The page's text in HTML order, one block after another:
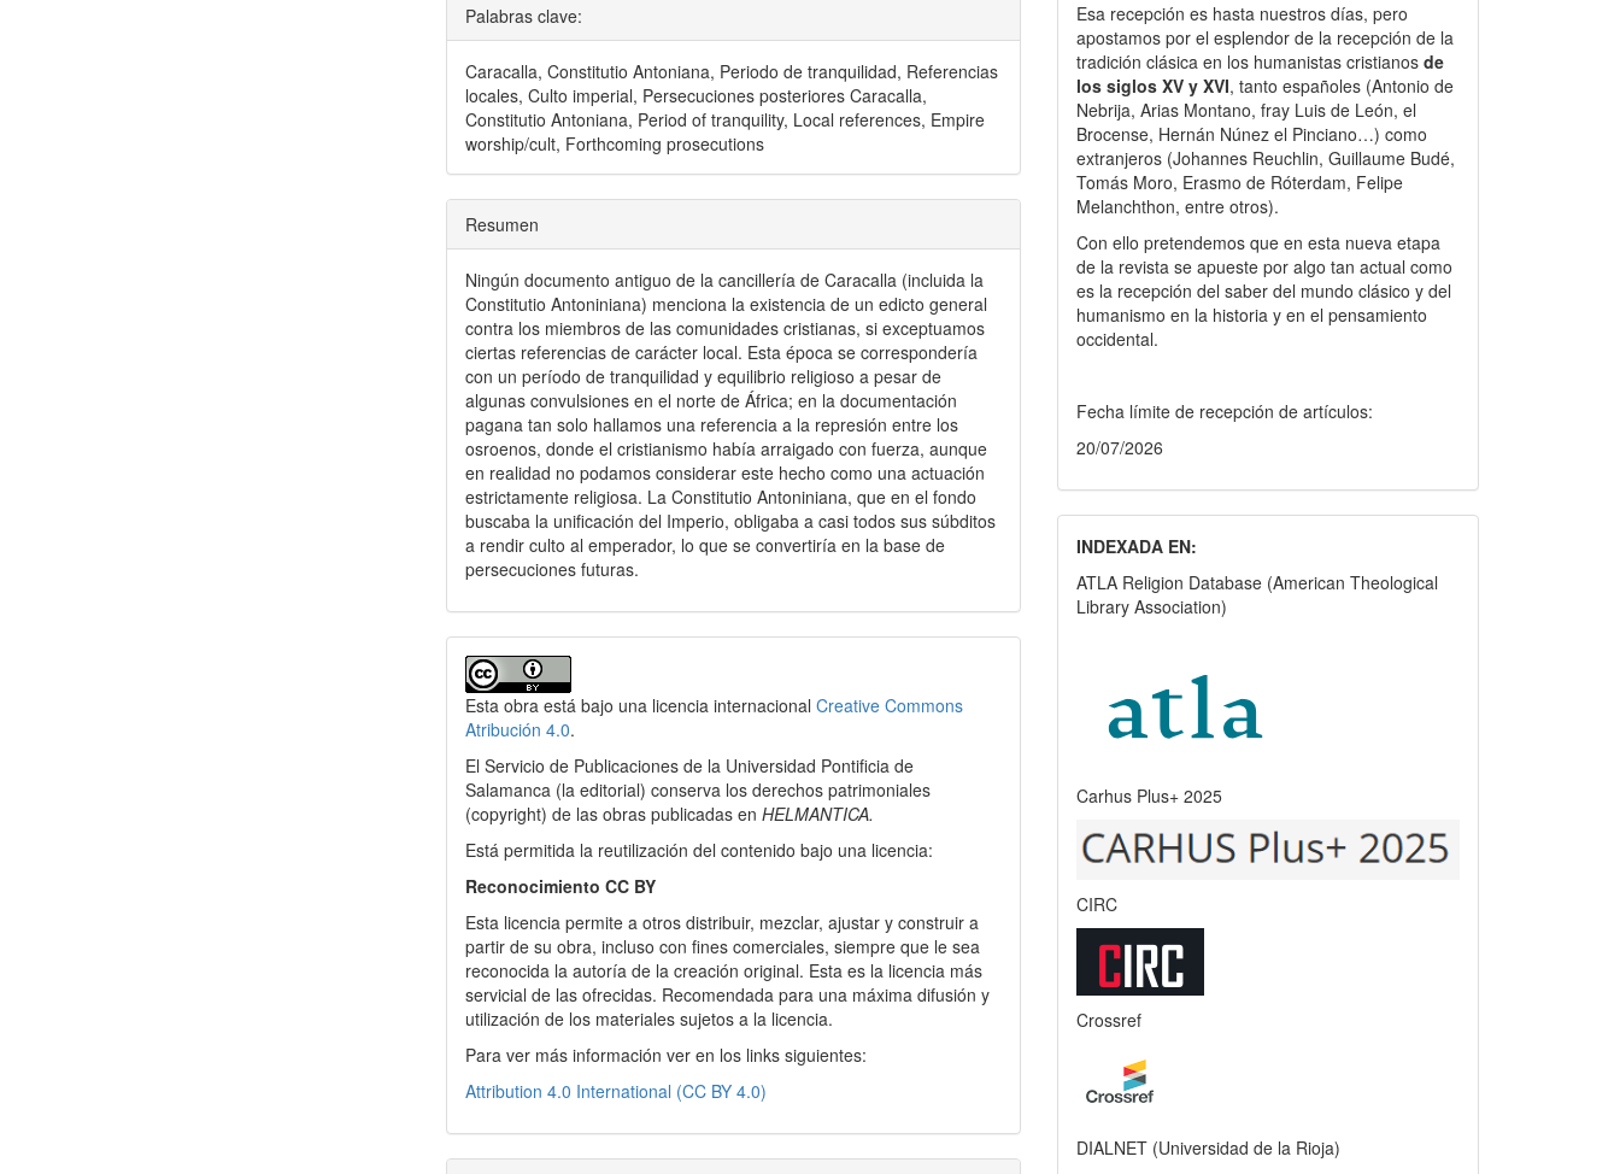
Palabras clave:
Caracalla, Constitutio Antoniana, Periodo de tranquilidad, Referencias
locales, Culto imperial, Persecuciones posteriores Caracalla,
Constitutio Antoniana, Period of tranquility, Local references, Empire
worship/cult, Forthcoming prosecutions
Resumen
Ningún documento antiguo de la cancillería de Caracalla (incluida la
Constitutio Antoniniana) menciona la existencia de un edicto general
contra los miembros de las comunidades cristianas, si exceptuamos
ciertas referencias de carácter local. Esta época se correspondería
con un período de tranquilidad y equilibrio religioso a pesar de
algunas convulsiones en el norte de África; en la documentación
pagana tan solo hallamos una referencia a la represión entre los
osroenos, donde el cristianismo había arraigado con fuerza, aunque
en realidad no podamos considerar este hecho como una actuación
estrictamente religiosa. La Constitutio Antoniniana, que en el fondo
buscaba la unificación del Imperio, obligaba a casi todos sus súbditos
a rendir culto al emperador, lo que se convertiría en la base de
persecuciones futuras.
Detalles
del
artículo
Esta obra está bajo una licencia internacionalCreative Commons
Atribución 4.0.
El Servicio de Publicaciones de la Universidad Pontificia de
Salamanca (la editorial) conserva los derechos patrimoniales
(copyright) de las obras publicadas enHELMANTICA.
Está permitida la reutilización del contenido bajo una licencia:
Reconocimiento CC BY
Esta licencia permite a otros distribuir, mezclar, ajustar y construir a
partir de su obra, incluso con fines comerciales, siempre que le sea
reconocida la autoría de la creación original. Esta es la licencia más
servicial de las ofrecidas. Recomendada para una máxima difusión y
utilización de los materiales sujetos a la licencia.
Para ver más información ver en los links siguientes:
Attribution 4.0 International (CC BY 4.0)
Esa recepción es hasta nuestros días, pero
apostamos por el esplendor de la recepción de la
tradición clásica en los humanistas cristianos de
los siglos XV y XVI, tanto españoles (Antonio de
Nebrija, Arias Montano, fray Luis de León, el
Brocense, Hernán Núnez el Pinciano…) como
extranjeros (Johannes Reuchlin, Guillaume Budé,
Tomás Moro, Erasmo de Róterdam, Felipe
Melanchthon, entre otros).
Con ello pretendemos que en esta nueva etapa
de la revista se apueste por algo tan actual como
es la recepción del saber del mundo clásico y del
humanismo en la historia y en el pensamiento
occidental.
Fecha límite de recepción de artículos:
20/07/2026
INDEXADA EN:
ATLA Religion Database (American Theological
Library Association)
Carhus Plus+ 2025
CIRC
Crossref
DIALNET (Universidad de la Rioja)